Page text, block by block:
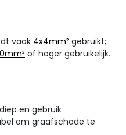
vaak 4x4mm² gebruikt;
of hoger gebruikelijk.
en gebruik
om graafschade te